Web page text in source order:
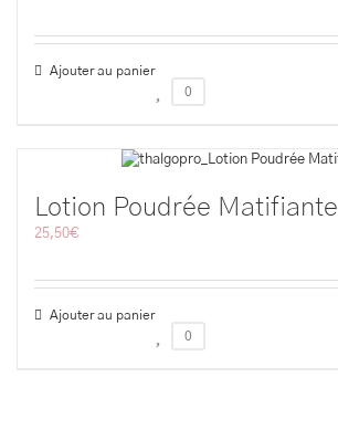
Ajouter au panier
0
Lotion Poudrée Matifiante
25,50€
Ajouter au panier
0